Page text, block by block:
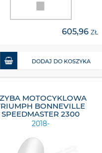
605,96 ZŁ
DODAJ DO KOSZYKA
MOTOCYKLOWA
BONNEVILLE
SPEEDMASTER 2300
2018-